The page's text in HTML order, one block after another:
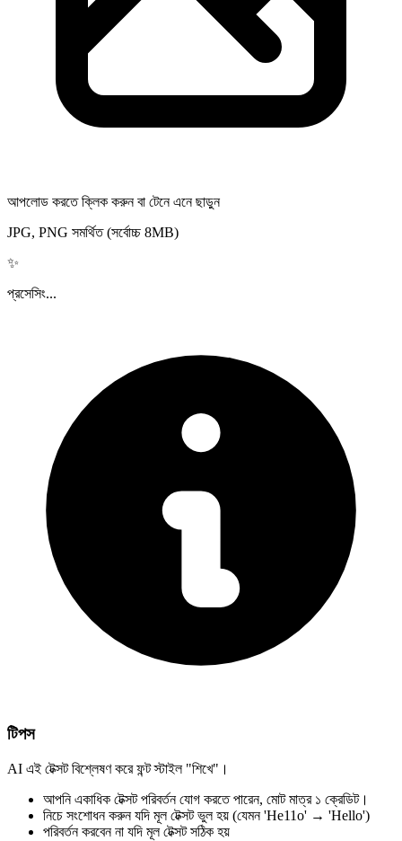
আপলোড করতে ক্লিক করুন বা টেনে এনে ছাড়ুন
JPG, PNG সমর্থিত (সর্বোচ্চ 8MB)
✨
প্রসেসিং...
টিপস
AI এই টেক্সট বিশ্লেষণ করে ফন্ট স্টাইল "শিখে"।
আপনি একাধিক টেক্সট পরিবর্তন যোগ করতে পারেন, মোট মাত্র ১ ক্রেডিট।
নিচে সংশোধন করুন যদি মূল টেক্সট ভুল হয় (যেমন 'He11o' → 'Hello')
পরিবর্তন করবেন না যদি মূল টেক্সট সঠিক হয়